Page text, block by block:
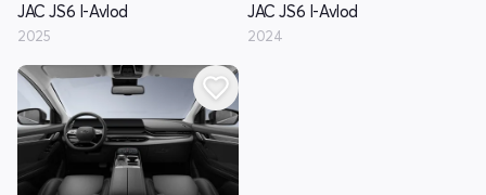
JAC JS6 I-Avlod
2025
JAC JS6 I-Avlod
2024